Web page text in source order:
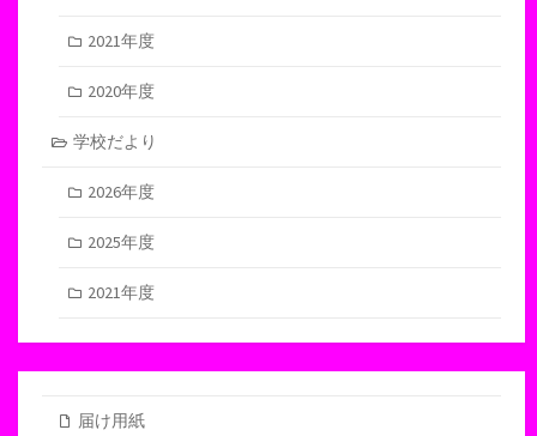
2021年度
2020年度
学校だより
2026年度
2025年度
2021年度
届け用紙